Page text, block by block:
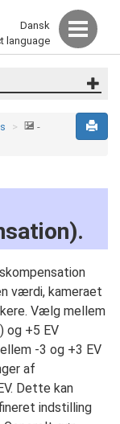
Dansk
language
E -
værdi, kameraet
Vælg mellem
og +5 EV
-3 og +3 EV
af
Dette kan
indstilling